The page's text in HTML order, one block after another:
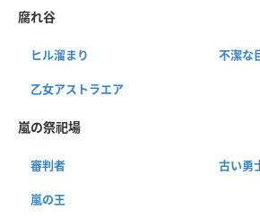
腐れ谷
ヒル溜まり 不潔な
乙女アストラエア
嵐の祭祀場
審判者 古い勇
嵐の王